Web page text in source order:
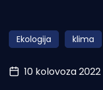
Obala
Otoci
Turizam i nautika
Ekologija klima
10 kolovoza 2022